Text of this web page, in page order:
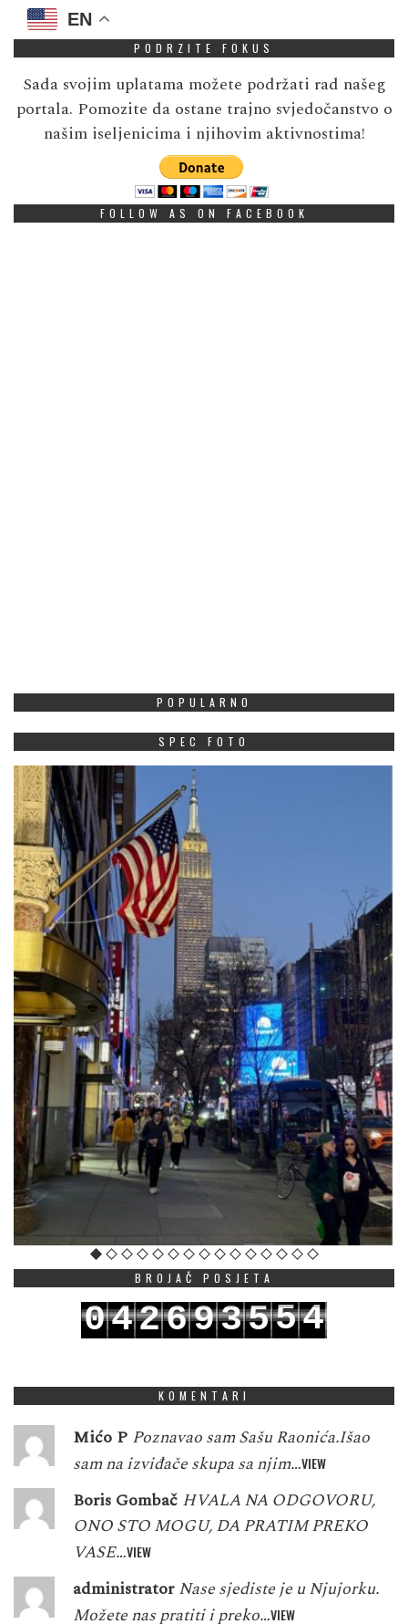
EN
PODRZITE FOKUS
Sada svojim uplatama možete podržati rad našeg
portala. Pomozite da ostane trajno svjedočanstvo o
našim iseljenicima i njihovim aktivnostima!
FOLLOW AS ON FACEBOOK
POPULARNO
SPEC FOTO
BROJAČ POSJETA
042693554
KOMENTARI
Mićo P Poznavao sam Sašu Raonića.Išao
sam na izviđače skupa sa njim…VIEW
Boris Gombač HVALA NA ODGOVORU,
ONO STO MOGU, DA PRATIM PREKO
VASE…VIEW
administrator Nase sjediste je u Njujorku.
Možete nas pratiti i preko…VIEW